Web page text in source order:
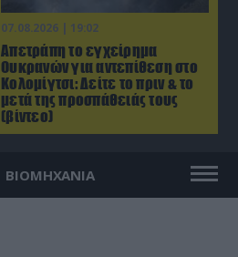
07.08.2026 | 19:02
Απετράπη το εγχείρημα
Ουκρανών για αντεπίθεση στο
Κολομίγτσι: Δείτε το πριν & το
μετά της προσπάθειάς τους
(βίντεο)
ΒΙΟΜΗΧΑΝΙΑ